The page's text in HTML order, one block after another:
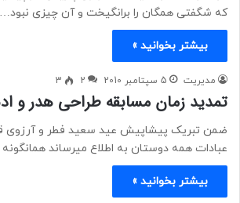
که شگفتی همگان را برانگیخت و آن چیزی نبود…
بیشتر بخوانید »
مدیریت 5 سپتامبر 2010 2
3
تمدید زمان مسابقه طراحی هدر و
ضمن تبریک پیشاپیش عید سعید فطر و آرزوی
عبادات همه دوستان به اطلاع میرساند
بیشتر بخوانید »